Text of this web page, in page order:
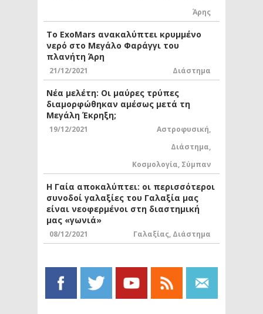
Άρης
Το ExoMars ανακαλύπτει κρυμμένο
νερό στο Μεγάλο Φαράγγι του
πλανήτη Άρη
21/12/2021 Διάστημα
Νέα μελέτη: Οι μαύρες τρύπες
διαμορφώθηκαν αμέσως μετά τη
Μεγάλη Έκρηξη;
19/12/2021 Αστροφυσική,
Διάστημα,
Κοσμολογία, Σύμπαν
Η Γαία αποκαλύπτει: οι περισσότεροι
συνοδοί γαλαξίες του Γαλαξία μας
είναι νεοφερμένοι στη διαστημική
μας «γωνιά»
08/12/2021 Γαλαξίας, Διάστημα